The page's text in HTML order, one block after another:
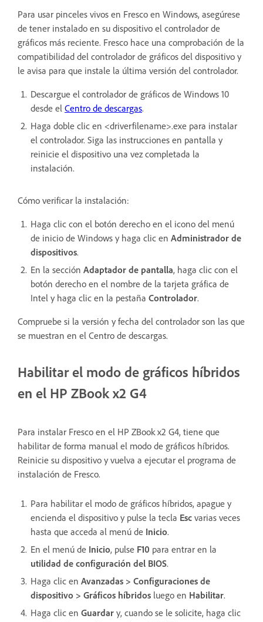
Para usar pinceles vivos en Fresco en Windows, asegúrese
de tener instalado en su dispositivo el controlador de
gráficos más reciente. Fresco hace una comprobación de la
compatibilidad del controlador de gráficos del dispositivo y
le avisa para que instale la última versión del controlador.
Descargue el controlador de gráficos de Windows 10
desde el Centro de descargas.
Haga doble clic en <driverfilename>.exe para instalar
el controlador. Siga las instrucciones en pantalla y
reinicie el dispositivo una vez completada la
instalación.
Cómo verificar la instalación:
Haga clic con el botón derecho en el icono del menú
de inicio de Windows y haga clic en Administrador de
dispositivos.
En la sección Adaptador de pantalla, haga clic con el
botón derecho en el nombre de la tarjeta gráfica de
Intel y haga clic en la pestaña Controlador.
Compruebe si la versión y fecha del controlador son las que
se muestran en el Centro de descargas.
Habilitar el modo de gráficos híbridos
en el HP ZBook x2 G4
Para instalar Fresco en el HP ZBook x2 G4, tiene que
habilitar de forma manual el modo de gráficos híbridos.
Reinicie su dispositivo y vuelva a ejecutar el programa de
instalación de Fresco.
Para habilitar el modo de gráficos híbridos, apague y
encienda el dispositivo y pulse la tecla Esc varias veces
hasta que acceda al menú de Inicio.
En el menú de Inicio, pulse F10 para entrar en la
utilidad de configuración del BIOS.
Haga clic en Avanzadas > Configuraciones de
dispositivo > Gráficos híbridos luego en Habilitar.
Haga clic en Guardar y, cuando se le solicite, haga clic